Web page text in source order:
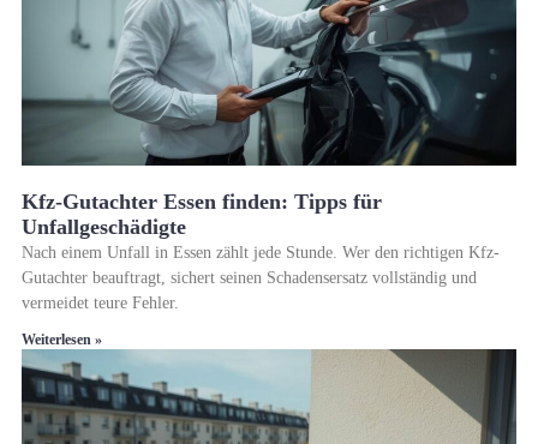
Kfz-Gutachter Essen finden: Tipps für
Unfallgeschädigte
Nach einem Unfall in Essen zählt jede Stunde. Wer den richtigen Kfz-
Gutachter beauftragt, sichert seinen Schadensersatz vollständig und
vermeidet teure Fehler.
Weiterlesen »